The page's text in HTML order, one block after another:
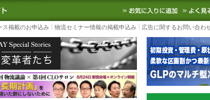
大の物流ニュースサイト3PL, SCMなど国内外の最新の物流ニュー
お気に
ス掲載のお申込み 物流セミナー情報の掲載申込み 広告に関するお問い合わ